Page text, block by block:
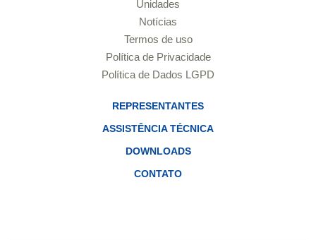
Unidades
Notícias
Termos de uso
Política de Privacidade
Política de Dados LGPD
REPRESENTANTES
ASSISTÊNCIA TÉCNICA
DOWNLOADS
CONTATO